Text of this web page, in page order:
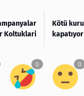
Koltuklari
Kötü
kapatıyor